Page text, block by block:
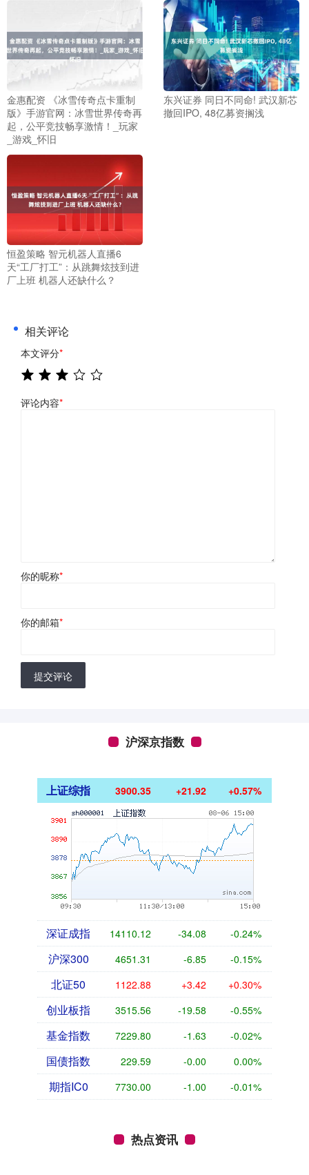
金惠配资 《冰雪传奇点卡重制
版》手游官网：冰雪世界传奇再
起，公平竞技畅享激情！_玩家
_游戏_怀旧
东兴证券 同日不同命! 武汉新芯
撤回IPO, 48亿募资搁浅
恒盈策略 智元机器人直播6
天“工厂打工”：从跳舞炫技到进
厂上班 机器人还缺什么？
相关评论
本文评分*
评论内容*
你的昵称*
你的邮箱*
提交评论
沪深京指数
上证综指 3900.35 +21.92 +0.57%
深证成指 14110.12 -34.08 -0.24%
沪深300 4651.31 -6.85 -0.15%
北证50 1122.88 +3.42 +0.30%
创业板指 3515.56 -19.58 -0.55%
基金指数 7229.80 -1.63 -0.02%
国债指数 229.59 -0.00 0.00%
期指IC0 7730.00 -1.00 -0.01%
热点资讯